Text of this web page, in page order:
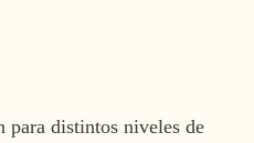
para distintos niveles de